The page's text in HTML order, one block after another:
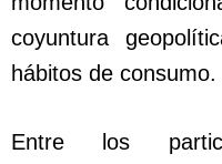
coyuntura
hábitos de consumo.
Entre los